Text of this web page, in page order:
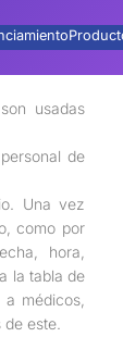
usadas
de
Una vez
como por
hora,
la tabla de
médicos,
este.